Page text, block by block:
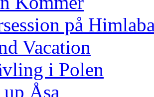
på
Vacation
i Polen
Åsa